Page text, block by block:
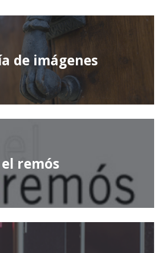
de imágenes
el remós